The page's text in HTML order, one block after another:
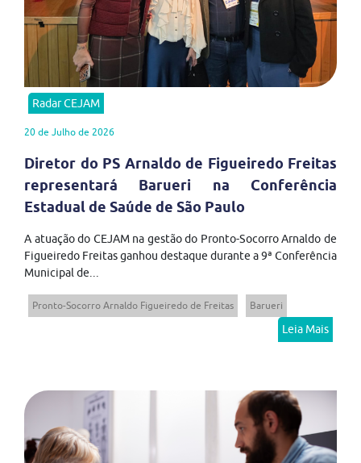
Radar CEJAM
20 de Julho de 2026
Diretor do PS Arnaldo de Figueiredo Freitas
representará Barueri na Conferência
Estadual de Saúde de São Paulo
A atuação do CEJAM na gestão do Pronto-Socorro Arnaldo de
Figueiredo Freitas ganhou destaque durante a 9ª Conferência
Municipal de...
Pronto-Socorro Arnaldo Figueiredo de Freitas Barueri
Leia Mais